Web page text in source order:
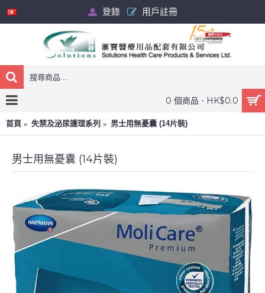
登錄 用戶註冊
0 個商品 - HK$0.0
首頁 失禁及泌尿護理系列 男士用無憂囊 (14片裝)
男士用無憂囊 (14片裝)